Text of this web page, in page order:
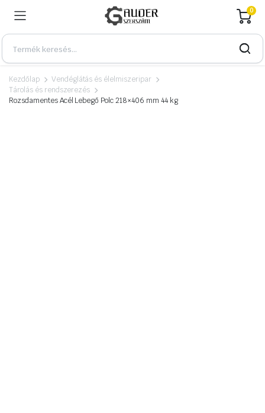
0
Kezdőlap
Vendéglátás és élelmiszeripar
Tárolás és rendszerezés
Rozsdamentes Acél Lebegő Polc 218×406 mm 44 kg